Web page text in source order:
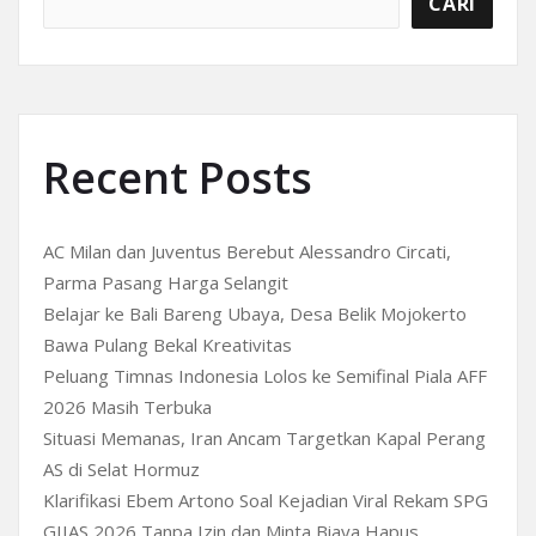
Recent Posts
AC Milan dan Juventus Berebut Alessandro Circati,
Parma Pasang Harga Selangit
Belajar ke Bali Bareng Ubaya, Desa Belik Mojokerto
Bawa Pulang Bekal Kreativitas
Peluang Timnas Indonesia Lolos ke Semifinal Piala AFF
2026 Masih Terbuka
Situasi Memanas, Iran Ancam Targetkan Kapal Perang
AS di Selat Hormuz
Klarifikasi Ebem Artono Soal Kejadian Viral Rekam SPG